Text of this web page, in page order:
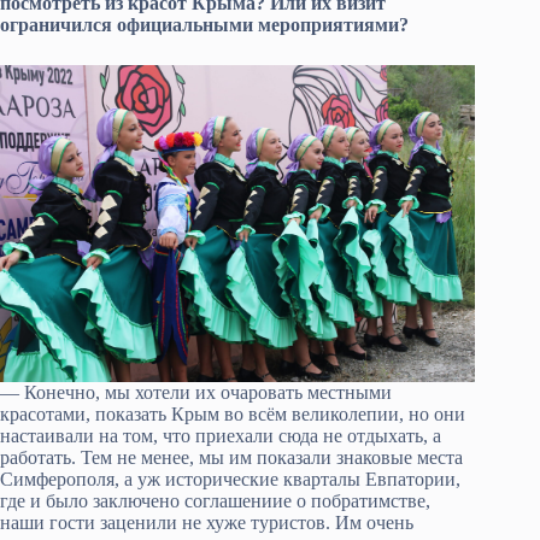
ограничился официальными мероприятиями?
— Конечно, мы хотели их очаровать местными
красотами, показать Крым во всём великолепии, но они
настаивали на том, что приехали сюда не отдыхать, а
работать. Тем не менее, мы им показали знаковые места
Симферополя, а уж исторические кварталы Евпатории,
где и было заключено соглашениие о побратимстве,
наши гости заценили не хуже туристов. Им очень